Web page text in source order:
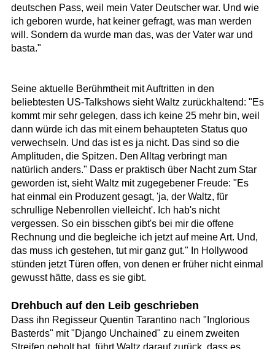
deutschen Pass, weil mein Vater Deutscher war. Und wie
ich geboren wurde, hat keiner gefragt, was man werden
will. Sondern da wurde man das, was der Vater war und
basta."
Seine aktuelle Berühmtheit mit Auftritten in den
beliebtesten US-Talkshows sieht Waltz zurückhaltend: "Es
kommt mir sehr gelegen, dass ich keine 25 mehr bin, weil
dann würde ich das mit einem behaupteten Status quo
verwechseln. Und das ist es ja nicht. Das sind so die
Amplituden, die Spitzen. Den Alltag verbringt man
natürlich anders." Dass er praktisch über Nacht zum Star
geworden ist, sieht Waltz mit zugegebener Freude: "Es
hat einmal ein Produzent gesagt, 'ja, der Waltz, für
schrullige Nebenrollen vielleicht'. Ich hab's nicht
vergessen. So ein bisschen gibt's bei mir die offene
Rechnung und die begleiche ich jetzt auf meine Art. Und,
das muss ich gestehen, tut mir ganz gut." In Hollywood
stünden jetzt Türen offen, von denen er früher nicht einmal
gewusst hätte, dass es sie gibt.
Drehbuch auf den Leib geschrieben
Dass ihn Regisseur Quentin Tarantino nach "Inglorious
Basterds" mit "Django Unchained" zu einem zweiten
Streifen geholt hat, führt Waltz darauf zurück, dass es